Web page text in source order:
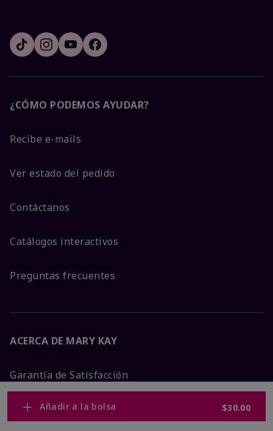
Añadir a la bolsa $30.00
¿CÓMO PODEMOS AYUDAR?
Recibe e-mails
Ver estado del pedido
Contáctanos
Catálogos interactivos
Preguntas frecuentes
ACERCA DE MARY KAY
Garantía de Satisfacción
Sobre Mary Kay